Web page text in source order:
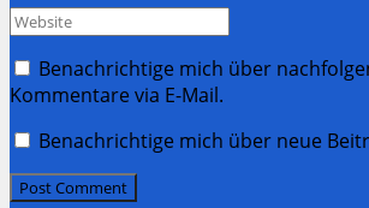
Website
Benachrichtige mich über
Kommentare via E-Mail.
Benachrichtige mich über neue